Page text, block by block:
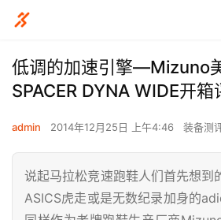
低调的加速引擎—Mizuno
SPACER DYNA WIDE开箱
admin 2014年12月25日 上午4:46 装备测
说起马拉松竞速跑鞋人们首先想到
ASICS虎走或是无数纪录加身的